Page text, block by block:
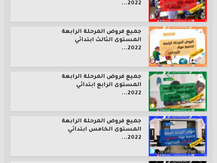
2022...
جميع فروض المرحلة الرابعة
المستوى الثالث ابتدائي
2022...
جميع فروض المرحلة الرابعة
المستوى الرابع ابتدائي
2022...
جميع فروض المرحلة الرابعة
المستوى الخامس ابتدائي
2022...